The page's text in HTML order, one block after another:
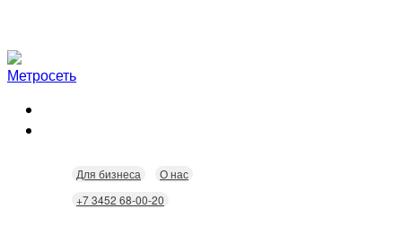
Для бизнеса
О нас
+7 3452 68-00-20